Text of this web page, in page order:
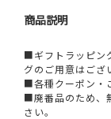
商品説明
■ギフトラッピン
グのご用意はござ
■各種クーポン・
■廃番品のため、
さい。